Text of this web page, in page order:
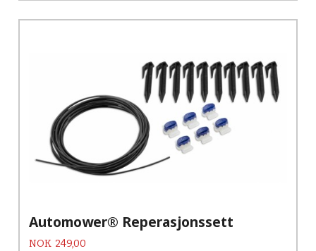
Automower® Reperasjonssett
Pris
NOK 249,00